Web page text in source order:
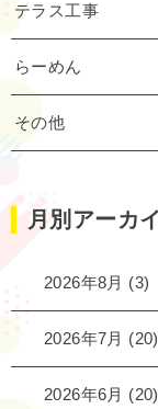
テラス工事
らーめん
その他
月別アーカ
2026年8月 (3)
2026年7月 (20)
2026年6月 (20)